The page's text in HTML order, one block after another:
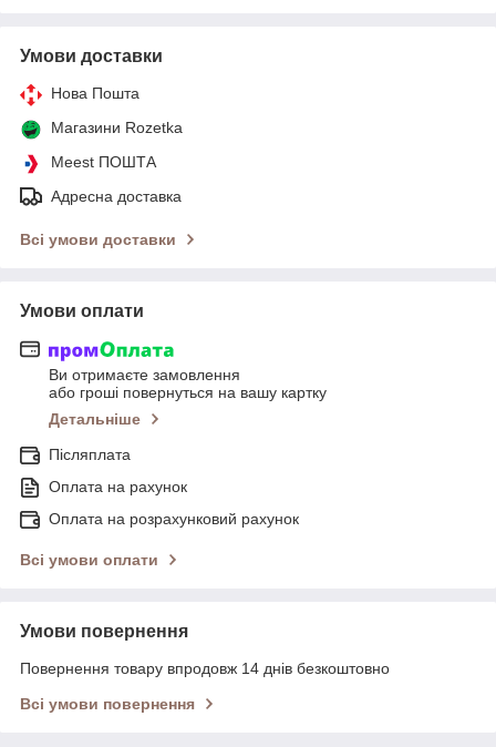
Умови доставки
Нова Пошта
Магазини Rozetka
Meest ПОШТА
Адресна доставка
Всі умови доставки
Умови оплати
Ви отримаєте замовлення
або гроші повернуться на вашу картку
Детальніше
Післяплата
Оплата на рахунок
Оплата на розрахунковий рахунок
Всі умови оплати
Умови повернення
Повернення товару впродовж 14 днів безкоштовно
Всі умови повернення